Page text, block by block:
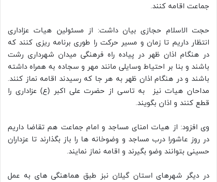
جماعت اقامه کنند.
حجت الاسلام حجازی بیان داشت: از مسئولین هیات عزاداری
انتظار داریم تا زمان و مسیر حرکت را طوری برنامه ریزی کنند که
در هنگام اذان ظهر در پیاده راه فرهنگی میدان شهرداری رشت
باشند و بنا بر احتیاط وسایلی مانند مهر و سجاده به همراه داشته
باشند و در هنگام اذان ظهر به هر جا که رسیدند اقامه نماز کنند.
مداحان هیات نیز به تاسی از حضرت علی اکبر (ع) عزاداری را
قطع کنند و اذان بگویند.
وی افزود: از هیات امنای مساجد و امام جماعت هم تقاضا داریم
در روز عاشورا درب مساجد و وضوخانه ها را باز بگذارند تا عزداران
حسینی بتوانند وضو بگیرند و اقامه نماز نمایند.
در دیگر شهرهای استان گیلان نبز طبق هماهنگی های به عمل